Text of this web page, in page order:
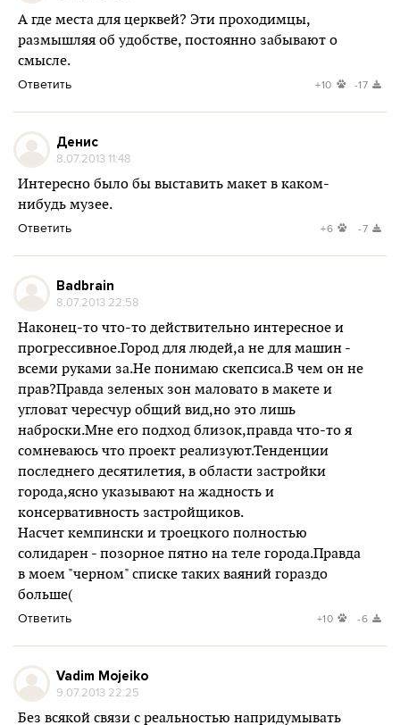
А где места для церквей? Эти проходимцы,
размышляя об удобстве, постоянно забывают о
смысле.
Ответить +10 -17
Денис
8.07.2013 11:48
Интересно было бы выставить макет в каком-
нибудь музее.
Ответить +6 -7
Badbrain
8.07.2013 22:58
Наконец-то что-то действительно интересное и
прогрессивное.Город для людей,а не для машин -
всеми руками за.Не понимаю скепсиса.В чем он не
прав?Правда зеленых зон маловато в макете и
угловат чересчур общий вид,но это лишь
наброски.Мне его подход близок,правда что-то я
сомневаюсь что проект реализуют.Тенденции
последнего десятилетия, в области застройки
города,ясно указывают на жадность и
консервативность застройщиков.
Насчет кемпински и троецкого полностью
солидарен - позорное пятно на теле города.Правда
в моем "черном" списке таких ваяний гораздо
больше(
Ответить +10 -6
Vadim Mojeiko
9.07.2013 22:25
Без всякой связи с реальностью напридумывать